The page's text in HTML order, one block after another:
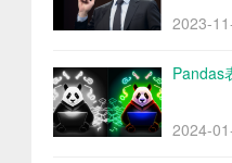
2023-
Pandas
2024-